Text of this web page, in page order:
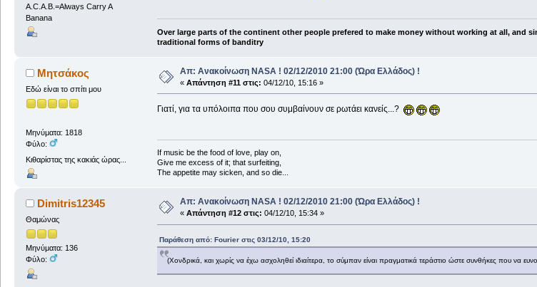
A.C.A.B.=Always Carry A
Banana
Over large parts of the continent other people prefered to make money without working at all, and
traditional forms of banditry
Μητσάκος
Εδώ είναι το σπίτι μου
Μηνύματα: 1818
Φύλο:
Κιθαρίστας της κακιάς ώρας...
Απ: Ανακοίνωση NASA ! 02/12/2010 21:00 (Ώρα Ελλάδος) !
« Απάντηση #11 στις: 04/12/10, 15:16 »
Γιατί, για τα υπόλοιπα που σου συμβαίνουν σε ρωτάει κανείς...?
If music be the food of love, play on,
Give me excess of it; that surfeiting,
The appetite may sicken, and so die...
Dimitris12345
Θαμώνας
Μηνύματα: 136
Φύλο:
Απ: Ανακοίνωση NASA ! 02/12/2010 21:00 (Ώρα Ελλάδος) !
« Απάντηση #12 στις: 04/12/10, 15:34 »
Παράθεση από: Fourier στις 03/12/10, 15:20
(Χονδρικά, και χωρίς να έχω ασχοληθεί ιδιαίτερα, το σύμπαν είναι πραγματικά τεράστιο ώστε συνθήκες που να